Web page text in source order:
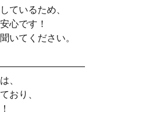
ているため、
心です！
いてください。
、
おり、